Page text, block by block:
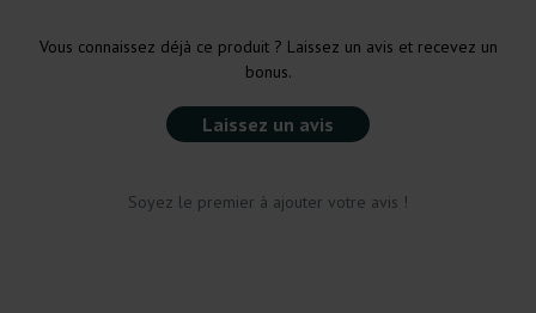
Vous connaissez déjà ce produit ? Laissez un avis et recevez un
bonus.
Laissez un avis
Soyez le premier à ajouter votre avis !